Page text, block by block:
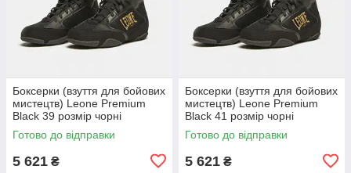
Боксерки (взуття для бойових
мистецтв) Leone Premium
Black 39 розмір чорні
Готово до відправки
5 621 ₴
Боксерки (взуття для бойових
мистецтв) Leone Premium
Black 41 розмір чорні
Готово до відправки
5 621 ₴